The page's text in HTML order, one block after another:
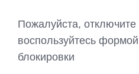
Пожалуйста,
воспользуйтесь
блокировки